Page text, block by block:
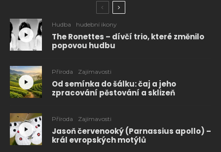
Hudba hudební ikony
The Ronettes – dívčí trio, které změnilo
popovou hudbu
Příroda Zajímavosti
Od semínka do šálku: čaj a jeho
zpracování pěstování a sklizeň
Příroda Zajímavosti
Jasoň červenooký (Parnassius apollo) –
král evropských motýlů